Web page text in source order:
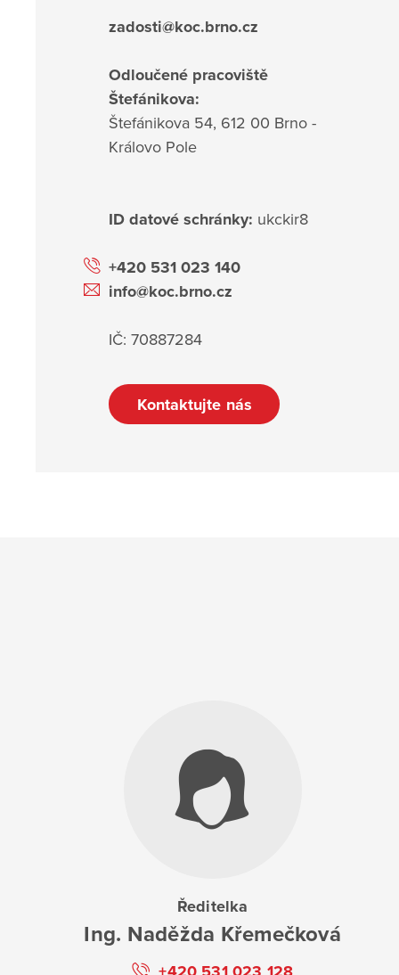
zadosti@koc.brno.cz
Odloučené pracoviště
Štefánikova:
Štefánikova 54, 612 00 Brno -
Královo Pole
ID datové schránky: ukckir8
+420 531 023 140
info@koc.brno.cz
IČ: 70887284
Kontaktujte nás
Ředitelka
Ing. Naděžda Křemečková